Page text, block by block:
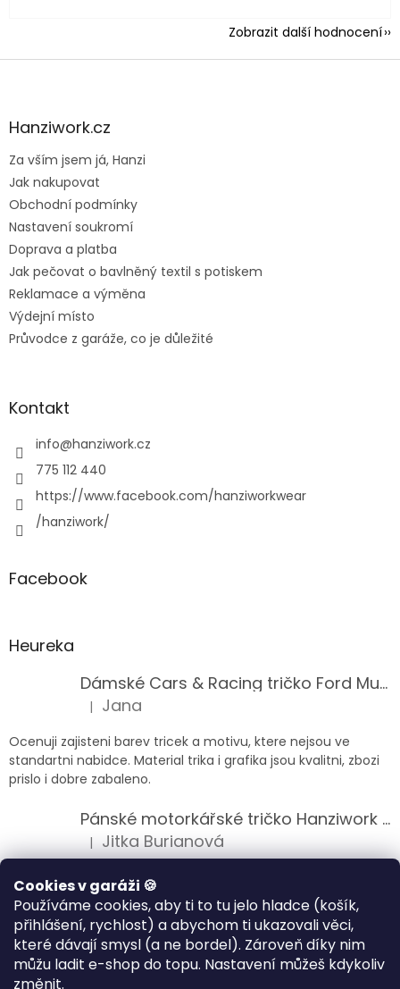
Cookies v garáži 🍪
Používáme cookies, aby ti to tu jelo hladce (košík,
přihlášení, rychlost) a abychom ti ukazovali věci,
které dávají smysl (a ne bordel). Zároveň díky nim
můžu ladit e-shop do topu. Nastavení můžeš kdykoliv
změnit.
Zobrazit další hodnocení
Z
aHanziwork.cz
Za vším jsem já, Hanzi
Jak nakupovat
Obchodní podmínky
Nastavení soukromí
Doprava a platba
Jak pečovat o bavlněný textil s potiskem
Reklamace a výměna
Výdejní místo
Průvodce z garáže, co je důležité
Kontakt
info@hanziwork.cz
775 112 440
https://www.facebook.com/hanziworkwear
/hanziwork/
Facebook
Heureka
Dámské Cars & Racing tričko Ford Mustang 5. generace
Hodnocení produktu je 5 z 5 hvězdiček.
| Jana
Ocenuji zajisteni barev tricek a motivu, ktere nejsou ve
standartni nabidce. Material trika i grafika jsou kvalitni, zbozi
prislo i dobre zabaleno.
Pánské motorkářské tričko Hanziwork Custom Bobber
Hodnocení produktu je 5 z 5 hvězdiček.
| Jitka Burianová
Splnil očekávání na jedničku
Hodnocení produktu je 5 z 5 hvězdiček.
| Klára Musilová
Jsem velice spokojena, velmi kvalitni zbozi.